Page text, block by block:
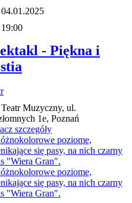
04.01.2025
19:00
- Piękna i
Teatr Muzyczny, ul.
1e, Poznań
szczegóły